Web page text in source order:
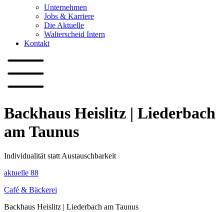
Unternehmen
Jobs & Karriere
Die Aktuelle
Walterscheid Intern
Kontakt
Backhaus Heislitz | Liederbach
am Taunus
Individualität statt Austauschbarkeit
aktuelle 88
Café & Bäckerei
Backhaus Heislitz | Liederbach am Taunus